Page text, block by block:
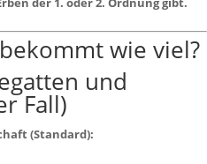
wie viel?
und
Fall)
(Standard):